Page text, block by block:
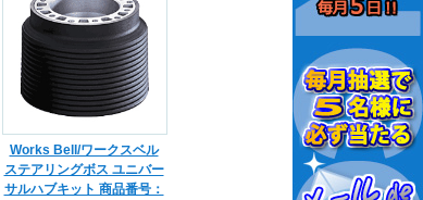
Works Bell/ワークスベル
ステアリングボス ユニバー
サルハブキット 商品番号：